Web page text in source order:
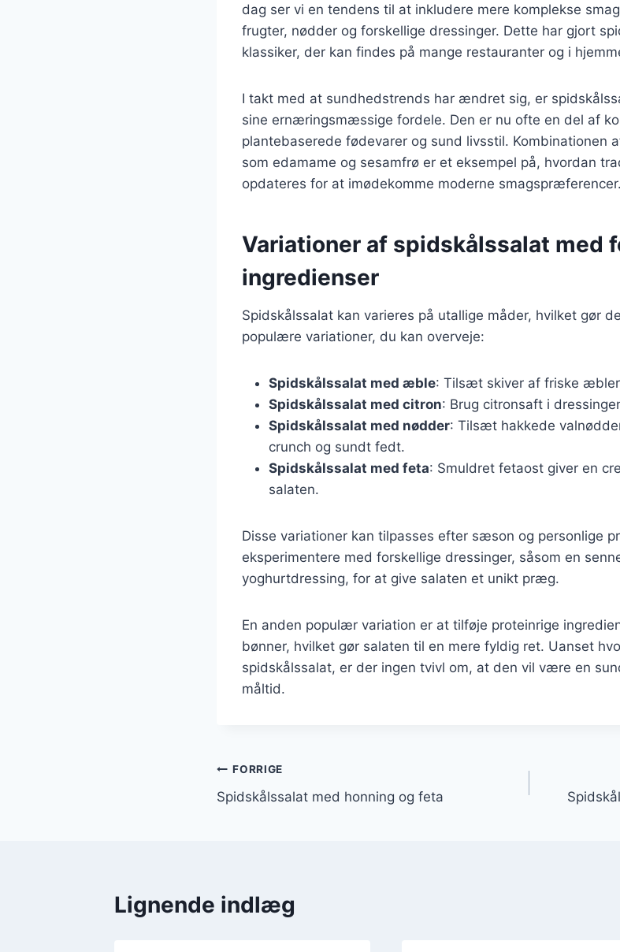
dag ser vi en tendens til at inkludere mere komplekse
frugter, nødder og forskellige dressinger. Dette har gjort
klassiker, der kan findes på mange restauranter og i
I takt med at sundhedstrends har ændret sig, er
sine ernæringsmæssige fordele. Den er nu ofte en del af
plantebaserede fødevarer og sund livsstil. Kombinationen
som edamame og sesamfrø er et eksempel på, hvordan
opdateres for at imødekomme moderne smagspræferencer.
Variationer af spidskålssalat med
ingredienser
Spidskålssalat kan varieres på utallige måder, hvilket gør
populære variationer, du kan overveje:
Spidskålssalat med æble: Tilsæt skiver af friske
Spidskålssalat med citron: Brug citronsaft i
Spidskålssalat med nødder: Tilsæt hakkede
crunch og sundt fedt.
Spidskålssalat med feta: Smuldret fetaost giver en
salaten.
Disse variationer kan tilpasses efter sæson og personlige
eksperimentere med forskellige dressinger, såsom en
yoghurtdressing, for at give salaten et unikt præg.
En anden populær variation er at tilføje proteinrige
bønner, hvilket gør salaten til en mere fyldig ret. Uanset
spidskålssalat, er der ingen tvivl om, at den vil være en
måltid.
Indlægsnavigation
FORRIGE
Spidskålssalat med honning og feta
Lignende indlæg